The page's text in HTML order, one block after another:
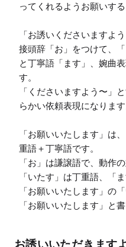
ってくれるようお願いす
「お誘いくださいますよ
接頭辞「お」をつけて、
と丁寧語「ます」、婉曲
す。
「くださいますよう〜」
らかい依頼表現になります
「お願いいたします」は
重語＋丁寧語です。
「お」は謙譲語で、動作
「いたす」は丁重語、「
「お願いいたします」の
「お願いいたします」と
お誘いいただきます